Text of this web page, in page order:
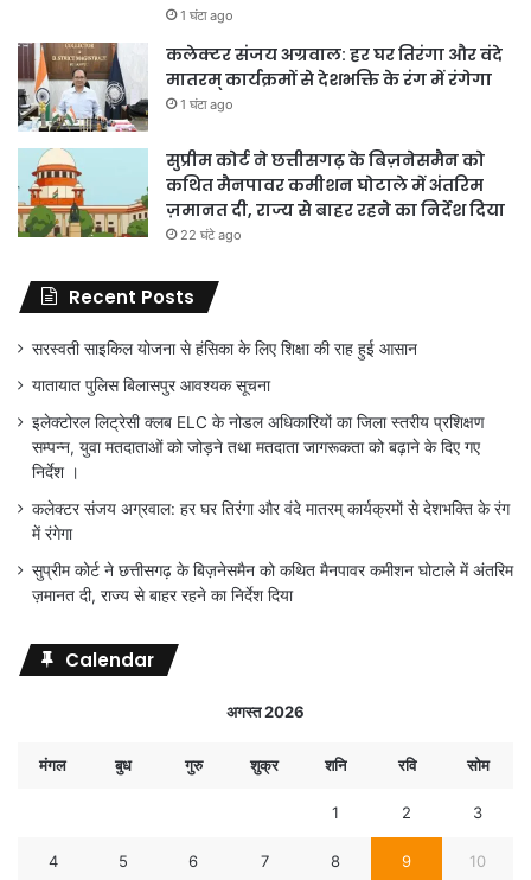
1 घंटा ago
कलेक्टर संजय अग्रवाल: हर घर तिरंगा और वंदे
मातरम् कार्यक्रमों से देशभक्ति के रंग में रंगेगा
1 घंटा ago
सुप्रीम कोर्ट ने छत्तीसगढ़ के बिज़नेसमैन को
कथित मैनपावर कमीशन घोटाले में अंतरिम
ज़मानत दी, राज्य से बाहर रहने का निर्देश दिया
22 घंटे ago
Recent Posts
सरस्वती साइकिल योजना से हंसिका के लिए शिक्षा की राह हुई आसान
यातायात पुलिस बिलासपुर आवश्यक सूचना
इलेक्टोरल लिट्रेसी क्लब ELC के नोडल अधिकारियों का जिला स्तरीय प्रशिक्षण
सम्पन्न, युवा मतदाताओं को जोड़ने तथा मतदाता जागरूकता को बढ़ाने के दिए गए
निर्देश ।
कलेक्टर संजय अग्रवाल: हर घर तिरंगा और वंदे मातरम् कार्यक्रमों से देशभक्ति के रंग
में रंगेगा
सुप्रीम कोर्ट ने छत्तीसगढ़ के बिज़नेसमैन को कथित मैनपावर कमीशन घोटाले में अंतरिम
ज़मानत दी, राज्य से बाहर रहने का निर्देश दिया
Calendar
अगस्त 2026
मंगल बुध गुरु शुक्र शनि रवि सोम
1 2 3
4 5 6 7 8 9 10